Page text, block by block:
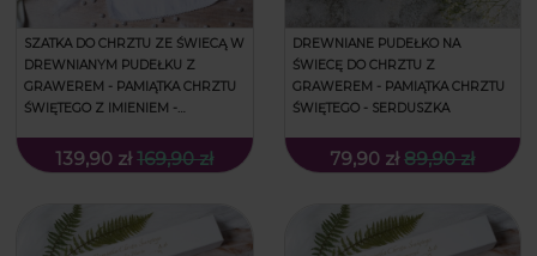
SZATKA DO CHRZTU ZE ŚWIECĄ W
DREWNIANYM PUDEŁKU Z
GRAWEREM - PAMIĄTKA CHRZTU
ŚWIĘTEGO Z IMIENIEM -
139,90 zł 169,90 zł
DREWNIANE PUDEŁKO NA
ŚWIECĘ DO CHRZTU Z
GRAWEREM - PAMIĄTKA CHRZTU
ŚWIĘTEGO - SERDUSZKA
79,90 zł 89,90 zł